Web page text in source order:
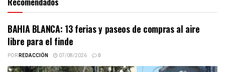
BAHIA BLANCA: 13 ferias y paseos de compras al aire
libre para el finde
PORREDACCIÓN 07/08/2026 0